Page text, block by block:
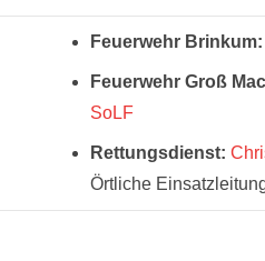
Feuerwehr Brinkum:
Feuerwehr Groß
SoLF
Rettungsdienst:
Örtliche